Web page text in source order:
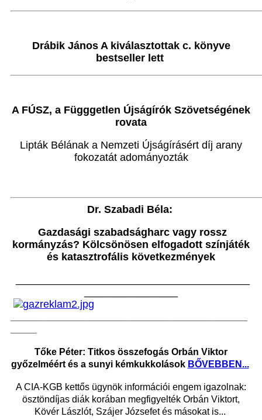
Drábik János A kiválasztottak c. könyve
bestseller lett
A FÚSZ, a Függgetlen Újságírók Szövetségének
rovata
Lipták Bélának a Nemzeti Újságírásért díj arany
fokozatát adományozták
Dr. Szabadi Béla:
Gazdasági szabadságharc vagy rossz
kormányzás? Kölcsönösen elfogadott színjáték
és katasztrofális következmények
Tőke Péter: Titkos összefogás Orbán Viktor
győzelméért és a sunyi kémkukkolások BŐVEBBEN...
A CIA-KGB kettős ügynök információi engem igazolnak:
ösztöndíjas diák korában megfigyelték Orbán Viktort,
Kövér Lászlót, Szájer Józsefet és másokat is...